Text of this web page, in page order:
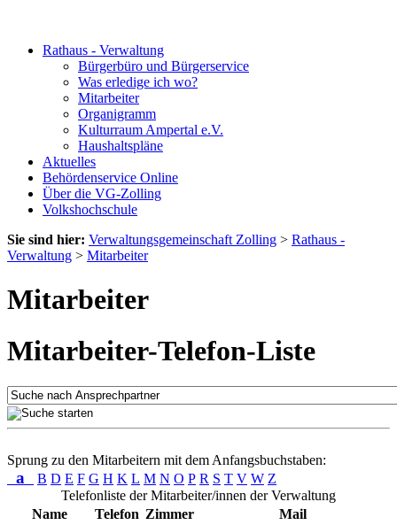
Rathaus - Verwaltung
Bürgerbüro und Bürgerservice
Was erledige ich wo?
Mitarbeiter
Organigramm
Kulturraum Ampertal e.V.
Haushaltspläne
Aktuelles
Behördenservice Online
Über die VG-Zolling
Volkshochschule
Sie sind hier: Verwaltungsgemeinschaft Zolling > Rathaus -
Verwaltung > Mitarbeiter
Mitarbeiter
Mitarbeiter-Telefon-Liste
Sprung zu den Mitarbeitern mit dem Anfangsbuchstaben:
a B D E F G H K L M N O P R S T V W Z
Telefonliste der Mitarbeiter/innen der Verwaltung
Name
Telefon Zimmer
Mail